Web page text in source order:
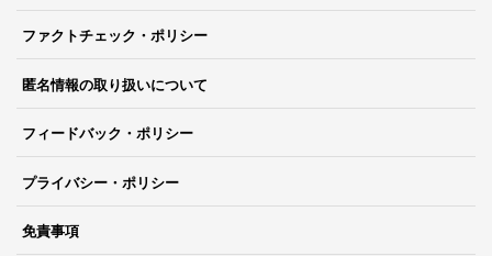
ファクトチェック・ポリシー
匿名情報の取り扱いについて
フィードバック・ポリシー
プライバシー・ポリシー
免責事項